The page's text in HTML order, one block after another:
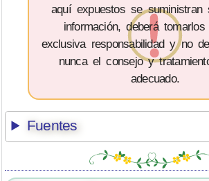
aquí expuestos se suministran
información, deberá
exclusiva responsabilidad y no
nunca el consejo y
adecuado.
Fuentes